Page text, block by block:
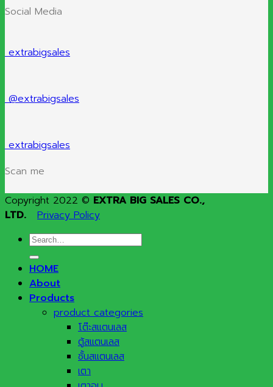
Social Media
extrabigsales
@extrabigsales
extrabigsales
Scan me
Copyright 2022 © EXTRA BIG SALES CO.,
LTD.
Privacy Policy
Search
for:
HOME
About
Products
product categories
โต๊ะสแตนเลส
ตู้สแตนเลส
ชั้นสแตนเลส
เตา